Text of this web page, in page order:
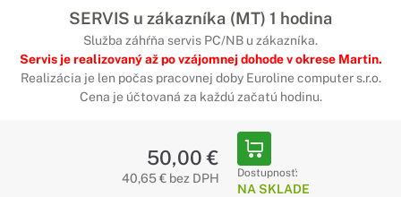
SERVIS u zákazníka (MT) 1 hodina
Služba záhŕňa servis PC/NB u zákazníka.
Servis je realizovaný až po vzájomnej dohode v okrese Martin.
Realizácia je len počas pracovnej doby Euroline computer s.r.o.
Cena je účtovaná za každú začatú hodinu.
50,00 €
40,65 € bez DPH Dostupnosť:
NA SKLADE